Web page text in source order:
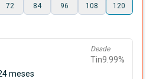
72 84 96 108 120
Desde
Tin9.99%
meses